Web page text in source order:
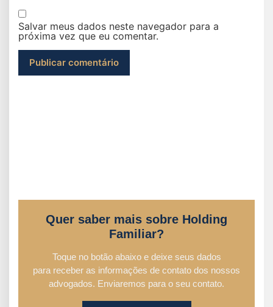
Salvar meus dados neste navegador para a
próxima vez que eu comentar.
Quer saber mais sobre Holding
Familiar?
Toque no botão abaixo e deixe seus dados
para receber as informações de contato dos nossos
advogados. Enviaremos para o seu contato.